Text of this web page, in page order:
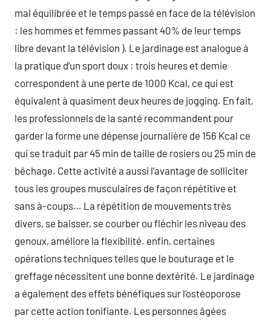
mal équilibrée et le temps passé en face de la télévision
: les hommes et femmes passant 40% de leur temps
libre devant la télévision ). Le jardinage est analogue à
la pratique d’un sport doux : trois heures et demie
correspondent à une perte de 1000 Kcal, ce qui est
équivalent à quasiment deux heures de jogging. En fait,
les professionnels de la santé recommandent pour
garder la forme une dépense journalière de 156 Kcal ce
qui se traduit par 45 min de taille de rosiers ou 25 min de
bêchage. Cette activité a aussi l’avantage de solliciter
tous les groupes musculaires de façon répétitive et
sans à-coups… La répétition de mouvements très
divers, se baisser, se courber ou fléchir les niveau des
genoux, améliore la flexibilité. enfin, certaines
opérations techniques telles que le bouturage et le
greffage nécessitent une bonne dextérité. Le jardinage
a également des effets bénéfiques sur l’ostéoporose
par cette action tonifiante. Les personnes âgées